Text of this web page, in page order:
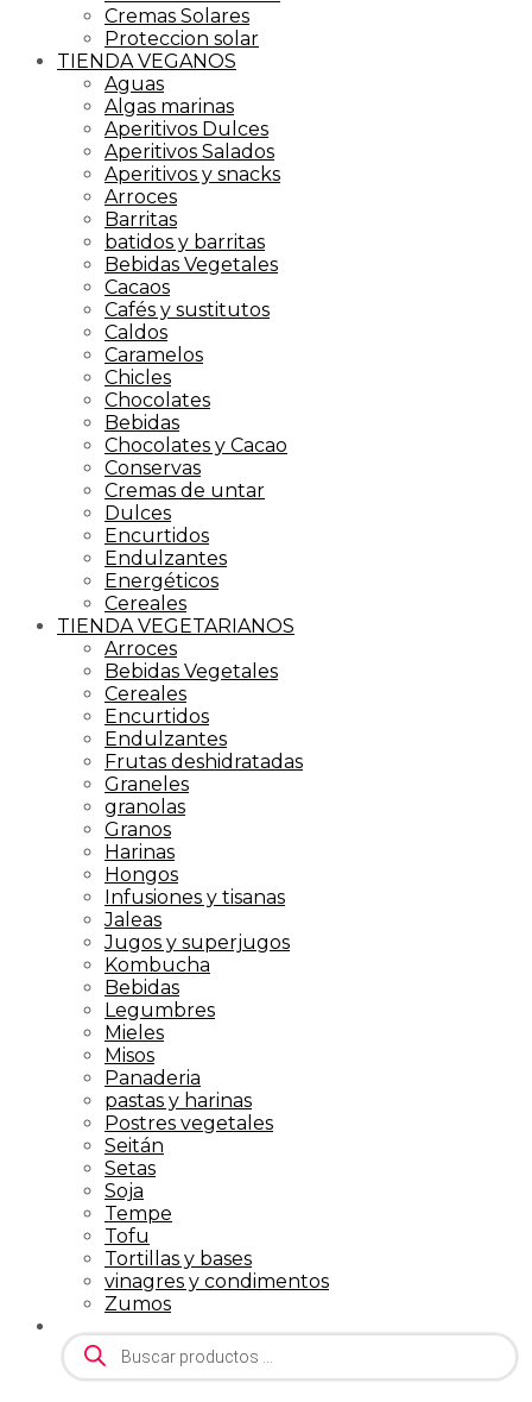
Cremas Solares
Proteccion solar
TIENDA VEGANOS
Aguas
Algas marinas
Aperitivos Dulces
Aperitivos Salados
Aperitivos y snacks
Arroces
Barritas
batidos y barritas
Bebidas Vegetales
Cacaos
Cafés y sustitutos
Caldos
Caramelos
Chicles
Chocolates
Bebidas
Chocolates y Cacao
Conservas
Cremas de untar
Dulces
Encurtidos
Endulzantes
Energéticos
Cereales
TIENDA VEGETARIANOS
Arroces
Bebidas Vegetales
Cereales
Encurtidos
Endulzantes
Frutas deshidratadas
Graneles
granolas
Granos
Harinas
Hongos
Infusiones y tisanas
Jaleas
Jugos y superjugos
Kombucha
Bebidas
Legumbres
Mieles
Misos
Panaderia
pastas y harinas
Postres vegetales
Seitán
Setas
Soja
Tempe
Tofu
Tortillas y bases
vinagres y condimentos
Zumos
Búsqueda
de
productos